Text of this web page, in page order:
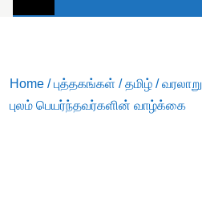
Home /புத்தகங்கள் /தமிழ் /வரலாறு
புலம் பெயர்ந்தவர்களின் வாழ்க்கை